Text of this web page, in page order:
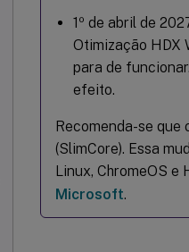
1º de abril de
Otimização HDX
para de
efeito.
Recomenda-se que
(SlimCore). Essa
Linux, ChromeOS e
Microsoft.